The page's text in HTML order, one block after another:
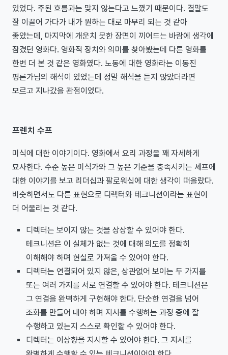
있었다. 주된 흐름과는 맞지 않는다고 느꼈기 때문이다. 결말도
잘 이끌어 가다가 내가 원하는 대로 마무리 되는 것 같아
좋았는데, 마지막에 개운치 못한 장면이 끼어드는 바람에 생각에
잠겼던 영화다. 영화적 장치와 의미를 찾아봤는데 다른 영화를
한번 더 본 것 같은 영화였다. 노동에 대한 영화라는 이동진
평론가님의 해석이 있었는데 정말 해석을 듣지 않았더라면
모르고 지나갔을 관점이었다.
프렌치 수프
미식에 대한 이야기이다. 영화에서 요리 과정을 꽤 자세하게
묘사한다. 수준 높은 미식가와 그 높은 기준을 충족시키는 셰프에
대한 이야기를 보고 리더십과 팔로워십에 대한 생각이 떠올랐다.
비슷하면서도 다른 표현으로 디렉터와 테크니션이라는 표현이
더 어울리는 것 같다.
디렉터는 보이지 않는 것을 상상할 수 있어야 한다.
테크니션은 이 실체가 없는 것에 대해 의도를 정확히
이해해야 하며 현실로 가져올 수 있어야 한다.
디렉터는 연결되어 있지 않은, 상관없어 보이는 두 가지를
또는 여러 가지를 서로 연결할 수 있어야 한다. 테크니션은
그 연결을 완벽하게 구현해야 한다. 단순한 연결을 넘어
조화를 만들어 내야 하며 지시를 수행하는 과정 중에 잘
수행하고 있는지 스스로 확인할 수 있어야 한다.
디렉터는 이상향을 지시할 수 있어야 한다. 그 지시를